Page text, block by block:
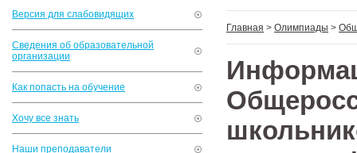
Версия для слабовидящих
Сведения об образовательной
организации
Как попасть на обучение
Хочу все знать
Наши преподаватели
Главная > Олимпиады >